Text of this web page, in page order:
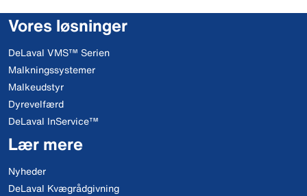
Vores løsninger
DeLaval VMS™ Serien
Malkningssystemer
Malkeudstyr
Dyrevelfærd
DeLaval InService™
Lær mere
Nyheder
DeLaval Kvægrådgivning